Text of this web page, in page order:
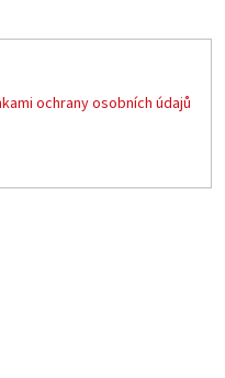
ochrany osobních údajů